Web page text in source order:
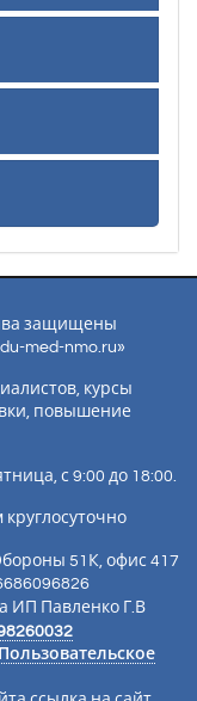
защищены
med-nmo.ru»
курсы
повышение
с 9:00 до 18:00.
51К, офис 417
ИП Павленко Г.В
Пользовательское